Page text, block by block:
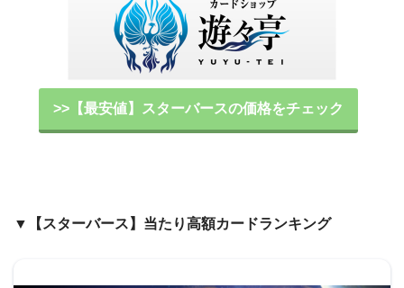
>>【最安値】スターバースの価格をチェック
▼【スターバース】当たり高額カードランキング